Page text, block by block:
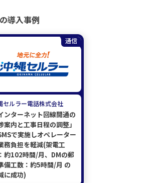
導入事例
通信
セルラー電話株式会社
ンターネット回線開通の
案内と工事日程の調整」
で実施しオペレーター
務負担を軽減(架電工
約102時間/月、DMの郵
備工数：約5時間/月 の
に成功)